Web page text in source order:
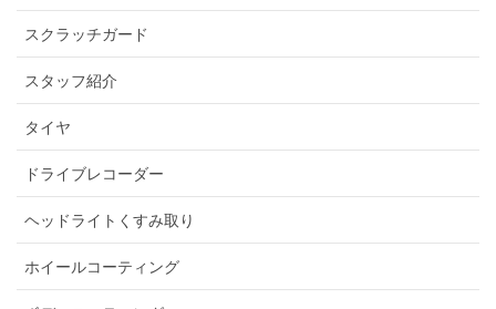
スクラッチガード
スタッフ紹介
タイヤ
ドライブレコーダー
ヘッドライトくすみ取り
ホイールコーティング